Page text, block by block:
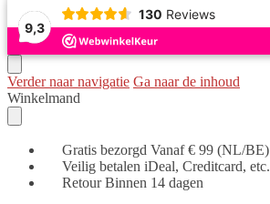
9,3
130 Reviews
Verder naar navigatie Ga naar de inhoud
Winkelmand
Gratis bezorgd Vanaf € 99 (NL/BE)
Veilig betalen iDeal, Creditcard, etc.
Retour Binnen 14 dagen